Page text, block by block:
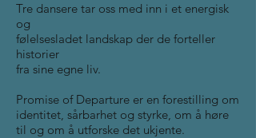
Tre dansere tar oss med inn i et energisk
og
følelsesladet landskap der de forteller
historier
fra sine egne liv.
Promise of Departure er en forestilling om
identitet, sårbarhet og styrke, om å høre
til og om å utforske det ukjente.